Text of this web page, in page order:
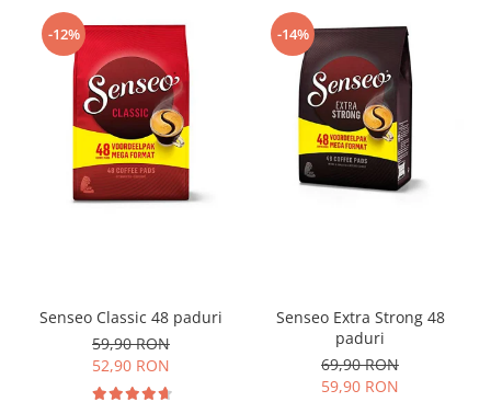
-12%
Senseo Classic 48 paduri
59,90 RON
52,90 RON
-14%
Senseo Extra Strong 48
paduri
69,90 RON
59,90 RON